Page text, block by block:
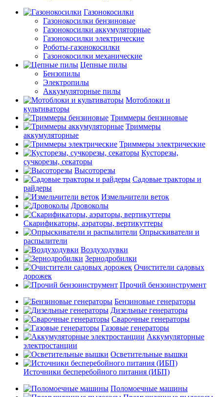
Газонокосилки
Газонокосилки бензиновые
Газонокосилки аккумуляторные
Газонокосилки электрические
Роботы-газонокосилки
Газонокосилки механические
Цепные пилы
Бензопилы
Электропилы
Аккумуляторные пилы
Мотоблоки и
культиваторы
Триммеры бензиновые
Триммеры
аккумуляторные
Триммеры электрические
Кусторезы,
сучкорезы, секаторы
Высоторезы
Садовые тракторы и
райдеры
Измельчители веток
Дровоколы
Скарификаторы, аэраторы, вертикуттеры
Опрыскиватели и
распылители
Воздуходувки
Зернодробилки
Очистители садовых
дорожек
Прочий бензоинструмент
Бензиновые генераторы
Дизельные генераторы
Сварочные генераторы
Газовые генераторы
Аккумуляторные
электростанции
Осветительные вышки
Источники бесперебойного питания (ИБП)
Поломоечные машины